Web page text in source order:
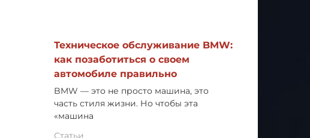
Техническое обслуживание BMW:
как позаботиться о своем
автомобиле правильно
BMW — это не просто машина, это
часть стиля жизни. Но чтобы эта
«машина
Статьи